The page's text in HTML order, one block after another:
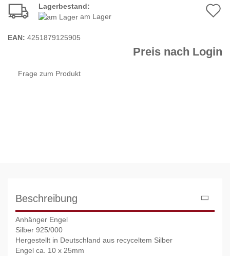
Lagerbestand:
am Lager
EAN: 4251879125905
Preis nach Login
Frage zum Produkt
Beschreibung
Anhänger Engel
Silber 925/000
Hergestellt in Deutschland aus recyceltem Silber
Engel ca. 10 x 25mm